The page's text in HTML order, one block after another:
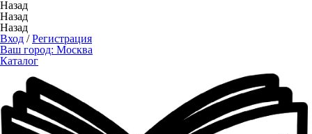
Назад
Назад
Назад
Вход /Регистрация
Ваш город: Москва
Каталог